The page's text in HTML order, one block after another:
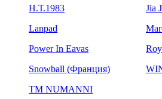
H.Т.1983
Jia
Lanpad
Power In Eavas
Snowball (Франция)
ТМ NUMANNI